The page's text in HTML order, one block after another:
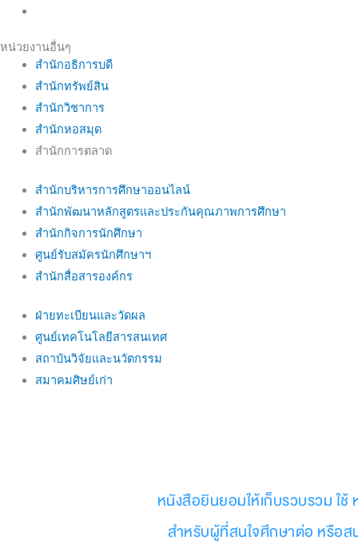
หน่วยงานอื่นๆ
สำนักอธิการบดี
สำนักทรัพย์สิน
สำนักวิชาการ
สำนักหอสมุด
สำนักการตลาด
สำนักบริหารการศึกษาออนไลน์
สำนักพัฒนาหลักสูตรและประกันคุณภาพการศึกษา
สำนักกิจการนักศึกษา
ศูนย์รับสมัครนักศึกษาฯ
สำนักสื่อสารองค์กร
ฝ่ายทะเบียนและวัดผล
ศูนย์เทคโนโลยีสารสนเทศ
สถาบันวิจัยและนวัตกรรม
สมาคมศิษย์เก่า
หนังสือยินยอมให้เก็บรวบรวม ใ
สำหรับผู้ที่สนใจศึกษาต่อ หรือ